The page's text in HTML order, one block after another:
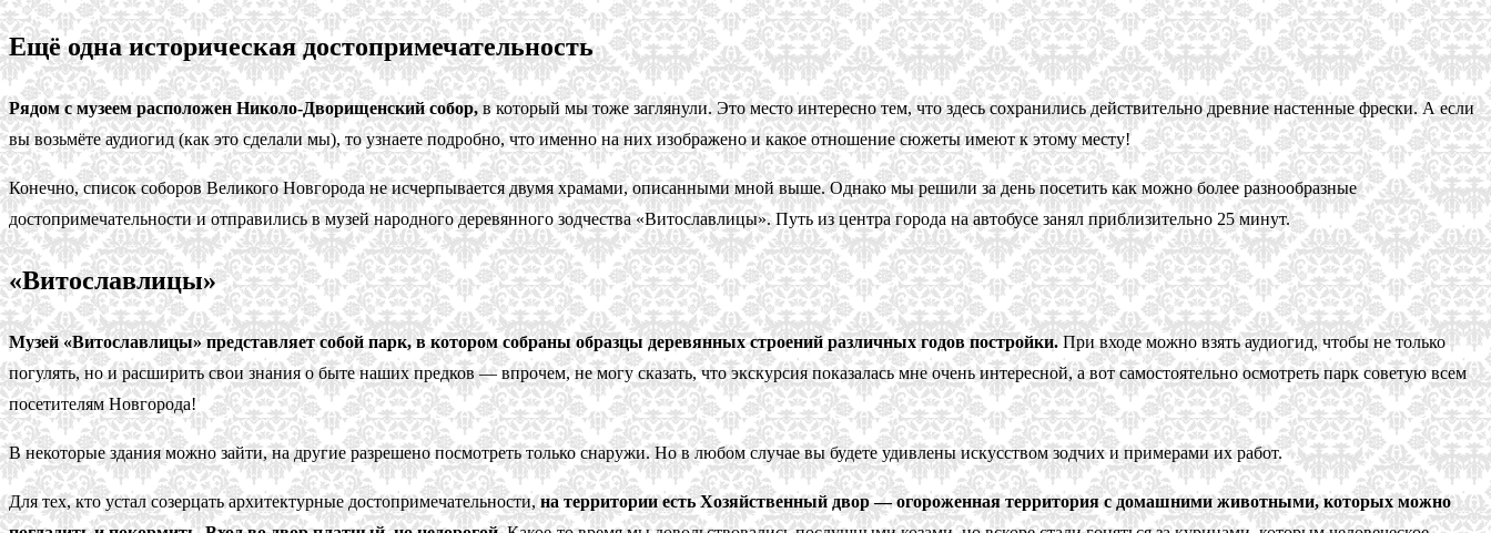
Ещё одна историческая достопримечательность
Рядом с музеем расположен Николо-Дворищенский собор,в который мы тоже заглянули. Это место интересно тем, что здесь сохранились действительно древние настенные фрески. А если
вы возьмёте аудиогид (как это сделали мы), то узнаете подробно, что именно на них изображено и какое отношение сюжеты имеют к этому месту!
Конечно, список соборов Великого Новгорода не исчерпывается двумя храмами, описанными мной выше. Однако мы решили за день посетить как можно более разнообразные
достопримечательности и отправились в музей народного деревянного зодчества «Витославлицы». Путь из центра города на автобусе занял приблизительно 25 минут.
«Витославлицы»
Музей «Витославлицы» представляет собой парк, в котором собраны образцы деревянных строений различных годов постройки.При входе можно взять аудиогид, чтобы не только
погулять, но и расширить свои знания о быте наших предков — впрочем, не могу сказать, что экскурсия показалась мне очень интересной, а вот самостоятельно осмотреть парк советую всем
посетителям Новгорода!
В некоторые здания можно зайти, на другие разрешено посмотреть только снаружи. Но в любом случае вы будете удивлены искусством зодчих и примерами их работ.
Для тех, кто устал созерцать архитектурные достопримечательности,на территории есть Хозяйственный двор — огороженная территория с домашними животными, которых можно